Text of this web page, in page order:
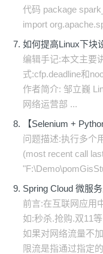
代码 package
import
如何提高Linux下块
编辑手记:本文主要
式:cfp.deadline和
作者简介: 邹立巍
网络运营部 ...
【Selenium +
问题描述:执行多个
(most recent call
Spring Cloud 微服
前言:在互联网应用
如:秒杀.抢购.双11
如果对网络流量不
限流是指通过指定